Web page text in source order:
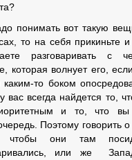
понимать вот такую
то на себя прикиньте
разговаривать с
которая волнует его,
каким-то боком
вас всегда найдется то,
и то, что
Поэтому говорить
чтобы они там
или же